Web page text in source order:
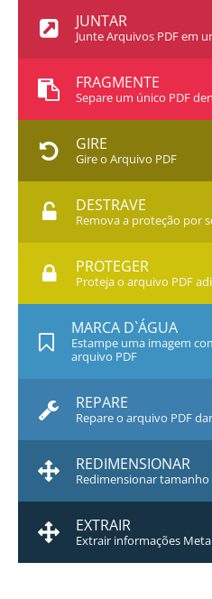
JUNTAR
Junte Arquivos PDF em
FRAGMENTE
Separe um único PDF
GIRE
Gire o Arquivo PDF
DESTRAVE
Remova a proteção por
PROTEGER
Proteja o arquivo PDF
MARCA D`ÁGUA
Estampe uma imagem
arquivo PDF
REPARE
Repare o arquivo PDF
REDIMENSIONAR
Redimensionar tamanho
EXTRAIR
Extrair informações